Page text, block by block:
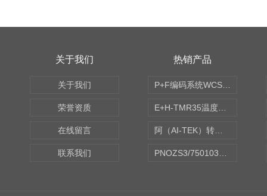
关于我们
关于我们
荣誉资质
在线留言
联系我们
热销产品